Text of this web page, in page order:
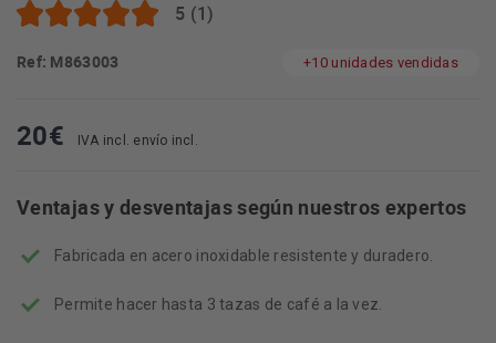
5 (1)
Ref: M863003 +10 unidades vendidas
20€ IVA incl. envío incl.
Ventajas y desventajas según nuestros expertos
Fabricada en acero inoxidable resistente y duradero.
Permite hacer hasta 3 tazas de café a la vez.